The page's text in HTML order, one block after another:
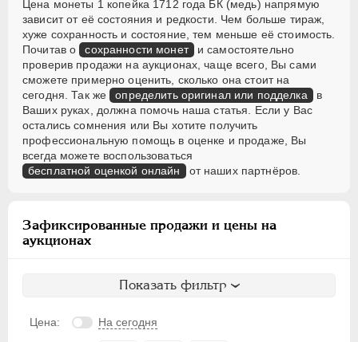
Цена монеты 1 копейка 1712 года БК (медь) напрямую
зависит от её состояния и редкости. Чем больше тираж,
хуже сохранность и состояние, тем меньше её стоимость.
Почитав о сохранности монет и самостоятельно
проверив продажи на аукционах, чаще всего, Вы сами
сможете примерно оценить, сколько она стоит на
сегодня. Так же определить оригинал или подделка в
Ваших руках, должна помочь наша статья. Если у Вас
остались сомнения или Вы хотите получить
профессиональную помощь в оценке и продаже, Вы
всегда можете воспользоваться
бесплатной оценкой онлайн от наших партнёров.
Зафиксированные продажи и цены на
аукционах
Показать фильтр
Цена: На сегодня